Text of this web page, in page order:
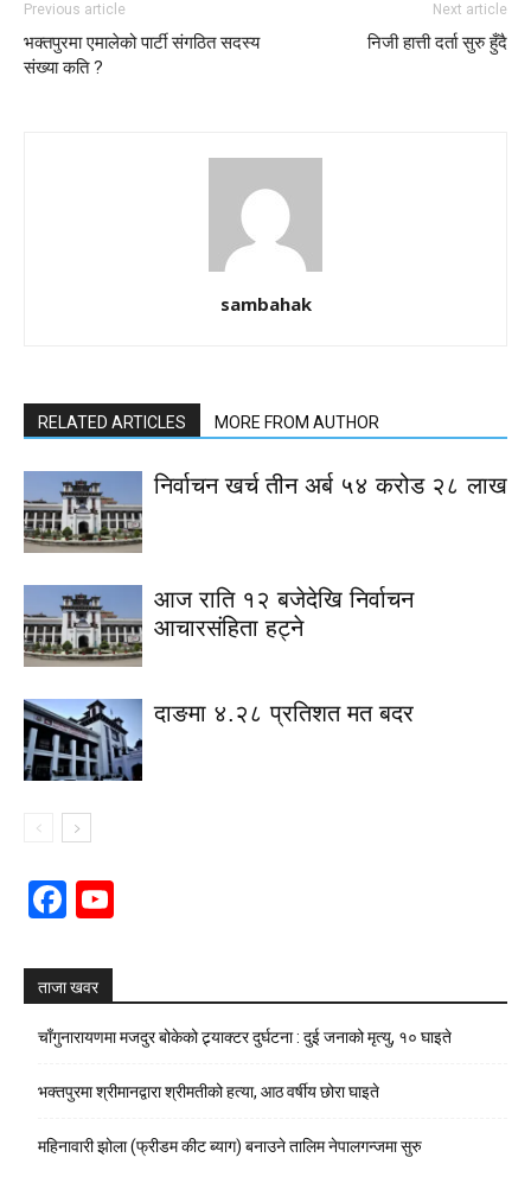
Previous article
भक्तपुरमा एमालेको पार्टी संगठित सदस्य
संख्या कति ?
Next article
निजी हात्ती दर्ता सुरु हुँदै
sambahak
RELATED ARTICLES MORE FROM AUTHOR
निर्वाचन खर्च तीन अर्ब ५४ करोड २८ लाख
आज राति १२ बजेदेखि निर्वाचन
आचारसंहिता हट्ने
दाङमा ४.२८ प्रतिशत मत बदर
Facebook
ताजा खवर
चाँगुनारायणमा मजदुर बोकेको ट्र्याक्टर दुर्घटना : दुई जनाको मृत्यु, १० घाइते
भक्तपुरमा श्रीमानद्वारा श्रीमतीको हत्या, आठ वर्षीय छोरा घाइते
महिनावारी झोला (फ्रीडम कीट ब्याग) बनाउने तालिम नेपालगन्जमा सुरु